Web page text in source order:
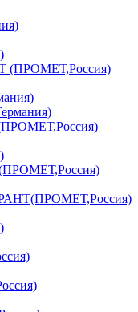
(ПРОМЕТ,Россия)